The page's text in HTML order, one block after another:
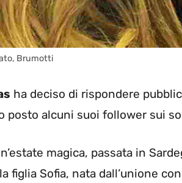
Brumotti
ha deciso di rispondere
posto alcuni suoi follower sui
magica, passata in
figlia Sofia, nata dall’unione